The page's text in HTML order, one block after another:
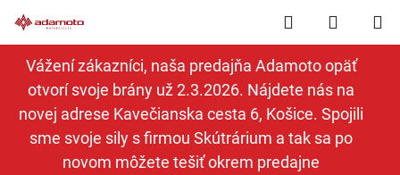
na
obsah
Vážení zákazníci, naša predajňa Adamoto opäť
otvorí svoje brány už 2.3.2026. Nájdete nás na
novej adrese Kavečianska cesta 6, Košice. Spojili
sme svoje sily s firmou Skútrárium a tak sa po
novom môžete tešiť okrem predajne
Hľadať
KOŠÍK